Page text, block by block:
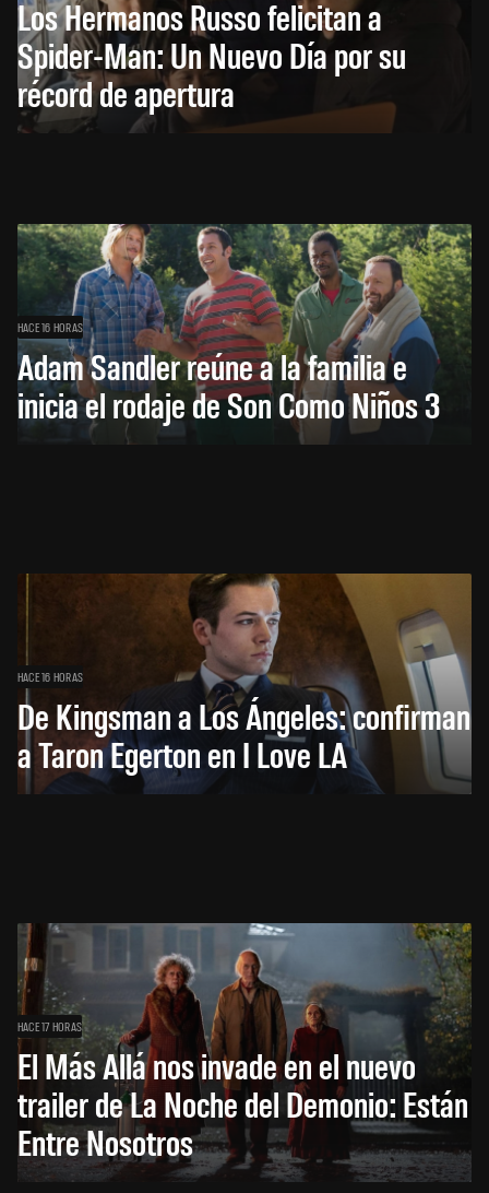
Los Hermanos Russo felicitan a
Spider-Man: Un Nuevo Día por su
récord de apertura
HACE 16 HORAS
Adam Sandler reúne a la familia e
inicia el rodaje de Son Como Niños 3
HACE 16 HORAS
De Kingsman a Los Ángeles: confirman
a Taron Egerton en I Love LA
HACE 17 HORAS
El Más Allá nos invade en el nuevo
trailer de La Noche del Demonio: Están
Entre Nosotros